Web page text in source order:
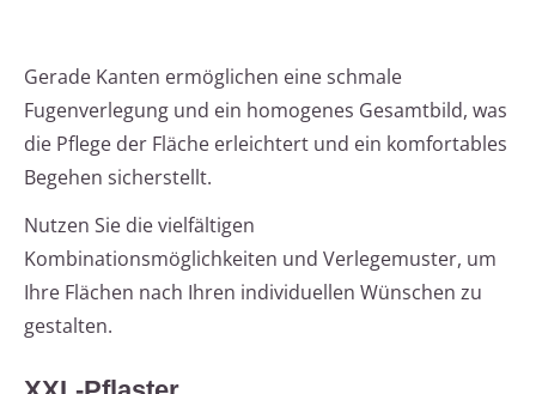
Gerade Kanten ermöglichen eine schmale
Fugenverlegung und ein homogenes Gesamtbild, was
die Pflege der Fläche erleichtert und ein komfortables
Begehen sicherstellt.
Nutzen Sie die vielfältigen
Kombinationsmöglichkeiten und Verlegemuster, um
Ihre Flächen nach Ihren individuellen Wünschen zu
gestalten.